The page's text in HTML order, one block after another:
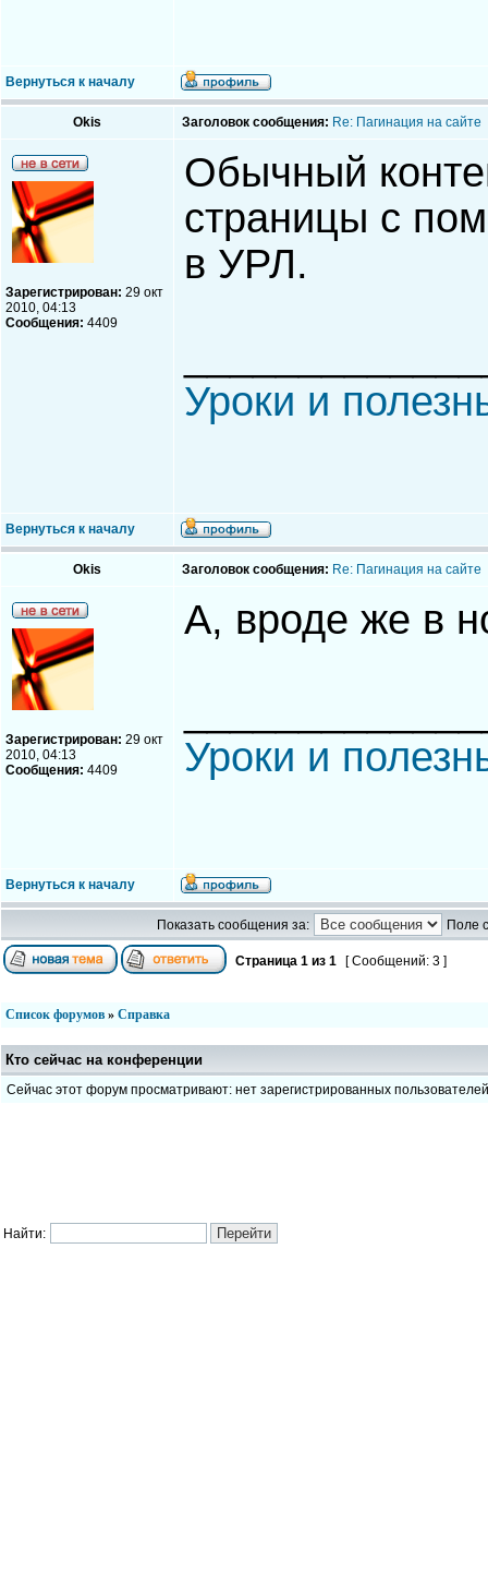
Вернуться к началу
Okis Заголовок сообщения: Re: Пагинация на сайте
Зарегистрирован: 29 окт
2010, 04:13
Сообщения: 4409
Обычный
страницы с
в УРЛ.
Уроки и
Вернуться к началу
Okis Заголовок сообщения: Re: Пагинация на сайте
Зарегистрирован: 29 окт
2010, 04:13
Сообщения: 4409
А, вроде же в
Уроки и
Вернуться к началу
Показать сообщения за: Поле
Страница 1 из 1 [ Сообщений: 3 ]
Список форумов » Справка
Кто сейчас на конференции
Сейчас этот форум просматривают: нет зарегистрированных пользователей
Найти: